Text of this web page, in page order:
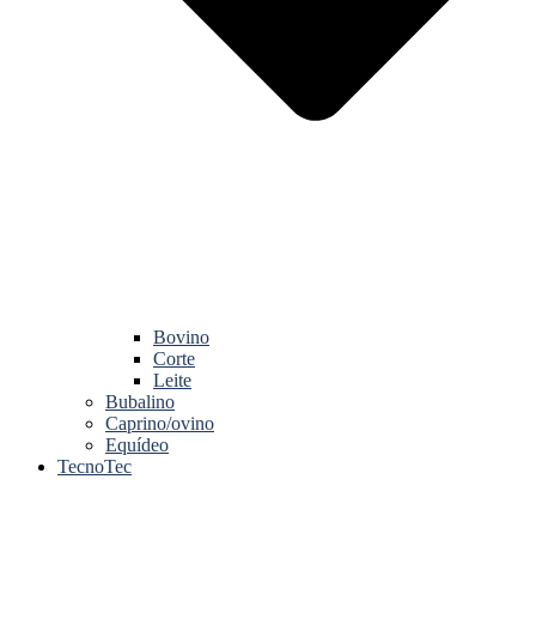
Bovino
Corte
Leite
Bubalino
Caprino/ovino
Equídeo
TecnoTec